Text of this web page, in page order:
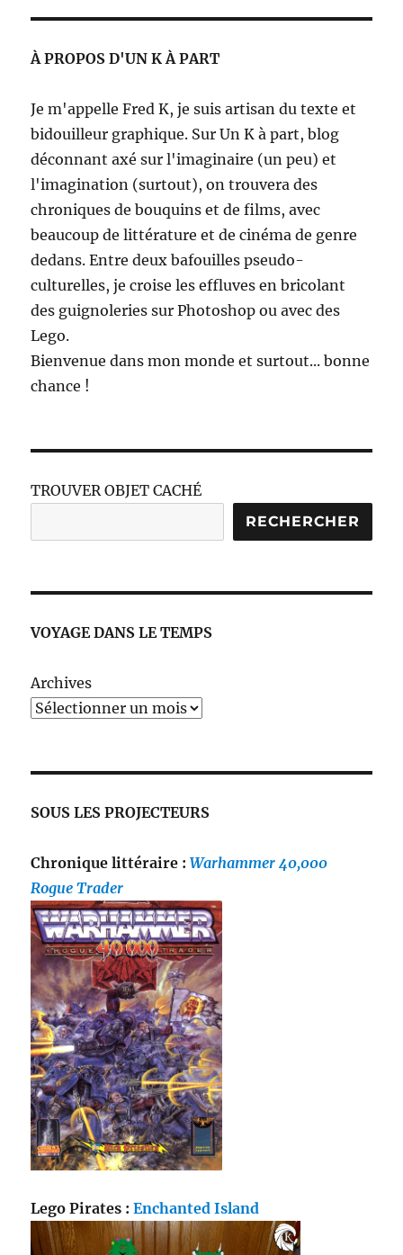
À PROPOS D'UN K À PART
Je m'appelle Fred K, je suis artisan du texte et
bidouilleur graphique. Sur Un K à part, blog
déconnant axé sur l'imaginaire (un peu) et
l'imagination (surtout), on trouvera des
chroniques de bouquins et de films, avec
beaucoup de littérature et de cinéma de genre
dedans. Entre deux bafouilles pseudo-
culturelles, je croise les effluves en bricolant
des guignoleries sur Photoshop ou avec des
Lego.
Bienvenue dans mon monde et surtout... bonne
chance !
TROUVER OBJET CACHÉ
RECHERCHER
VOYAGE DANS LE TEMPS
Archives
SOUS LES PROJECTEURS
Chronique littéraire :Warhammer 40,000
Rogue Trader
Lego Pirates :Enchanted Island